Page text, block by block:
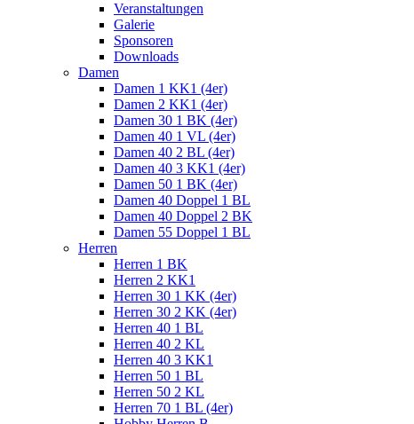
Veranstaltungen
Galerie
Sponsoren
Downloads
Damen
Damen 1 KK1 (4er)
Damen 2 KK1 (4er)
Damen 30 1 BK (4er)
Damen 40 1 VL (4er)
Damen 40 2 BL (4er)
Damen 40 3 KK1 (4er)
Damen 50 1 BK (4er)
Damen 40 Doppel 1 BL
Damen 40 Doppel 2 BK
Damen 55 Doppel 1 BL
Herren
Herren 1 BK
Herren 2 KK1
Herren 30 1 KK (4er)
Herren 30 2 KK (4er)
Herren 40 1 BL
Herren 40 2 KL
Herren 40 3 KK1
Herren 50 1 BL
Herren 50 2 KL
Herren 70 1 BL (4er)